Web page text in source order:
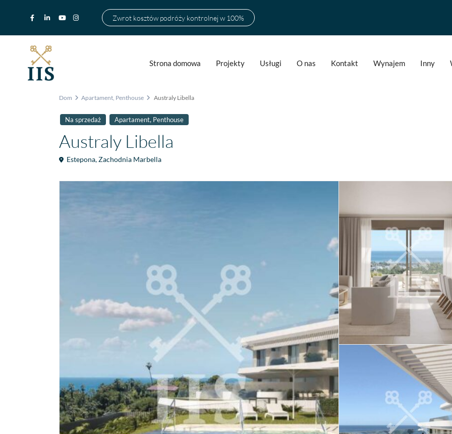
Zwrot kosztów podróży kontrolnej w 100%
Strona domowa Projekty Usługi O nas Kontakt Wynajem Inny
Dom Apartament, Penthouse Australy Libella
Na sprzedaż Apartament, Penthouse
Australy Libella
Estepona,Zachodnia Marbella